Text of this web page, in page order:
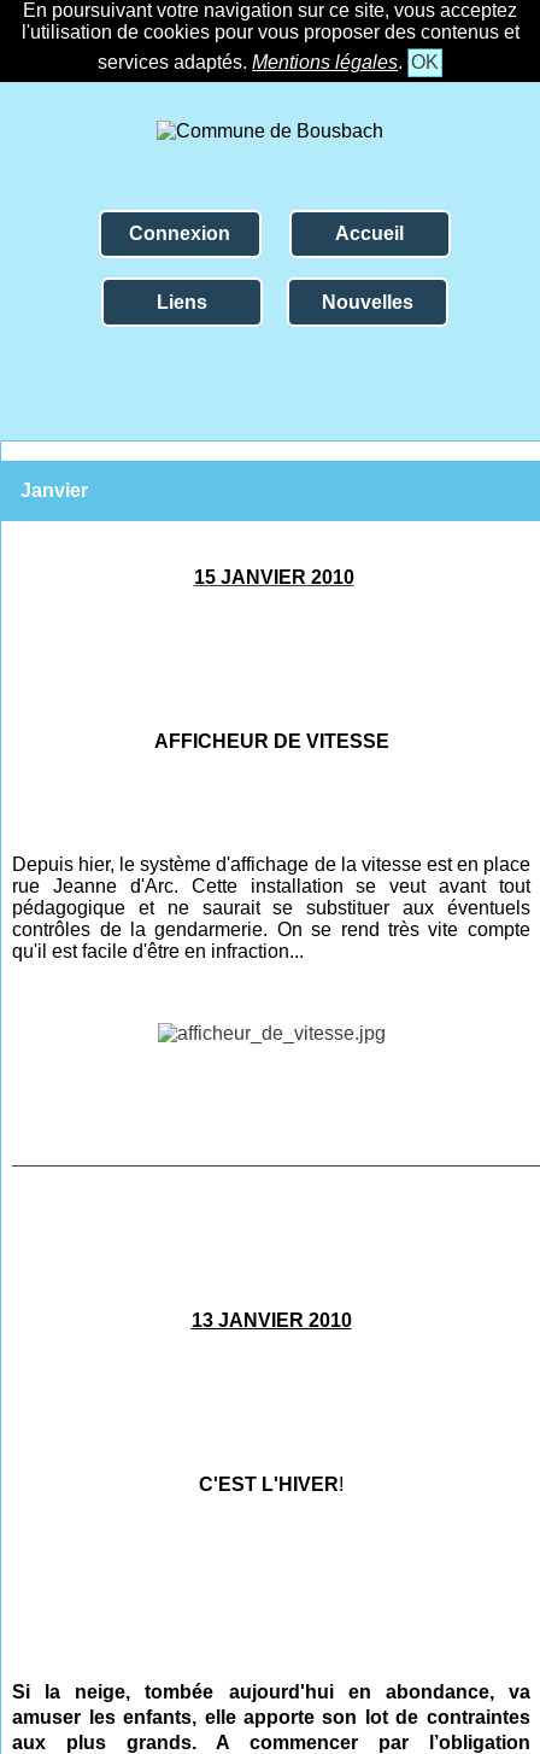
En poursuivant votre navigation sur ce site, vous acceptez
l'utilisation de cookies pour vous proposer des contenus et
services adaptés. Mentions légales. OK
Connexion Accueil
Liens Nouvelles
Janvier
15 JANVIER 2010
AFFICHEUR DE VITESSE
Depuis hier, le système d'affichage de la vitesse est en place
rue Jeanne d'Arc. Cette installation se veut avant tout
pédagogique et ne saurait se substituer aux éventuels
contrôles de la gendarmerie. On se rend très vite compte
qu'il est facile d'être en infraction...
13 JANVIER 2010
C'EST L'HIVER!
Si la neige, tombée aujourd'hui en abondance, va
amuser les enfants, elle apporte son lot de contraintes
aux plus grands. A commencer par l’obligation